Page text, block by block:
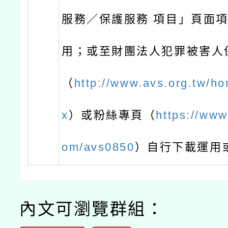
服務／保護服務 項目」頁面
用；或至財團法人犯罪被害人
（ http://www.avs.org.tw/
x）或粉絲專頁（https://
om/avs0850）自行下載運用
內文可瀏覽群組：